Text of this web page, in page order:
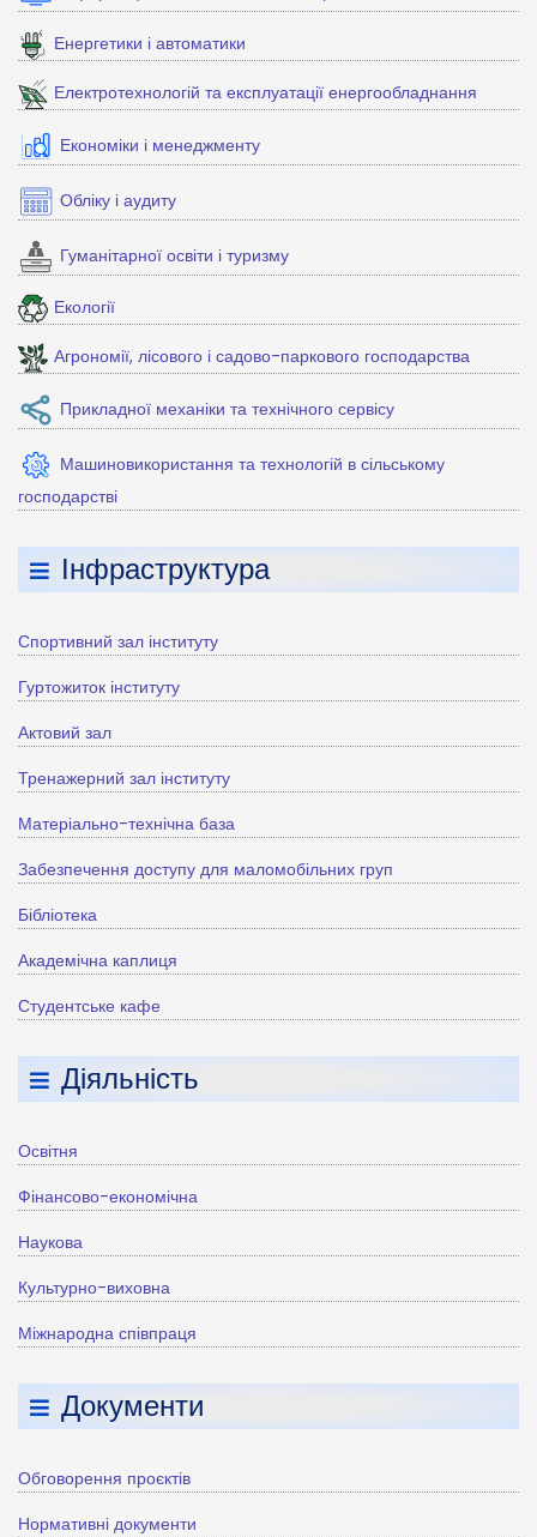
Енергетики і автоматики
Електротехнологій та експлуатації енергообладнання
Економіки і менеджменту
Обліку і аудиту
Гуманітарної освіти і туризму
Екології
Агрономії, лісового і садово-паркового господарства
Прикладної механіки та технічного сервісу
Машиновикористання та технологій в сільському
господарстві
Інфраструктура
Спортивний зал інституту
Гуртожиток інституту
Актовий зал
Тренажерний зал інституту
Матеріально-технічна база
Забезпечення доступу для маломобільних груп
Бібліотека
Академічна каплиця
Студентське кафе
Діяльність
Освітня
Фінансово-економічна
Наукова
Культурно-виховна
Міжнародна співпраця
Документи
Обговорення проєктів
Нормативні документи